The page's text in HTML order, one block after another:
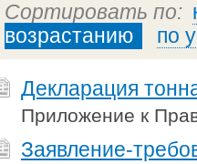
Сортировать по:
возрастанию
по
Декларация
Приложение к
Заявление-